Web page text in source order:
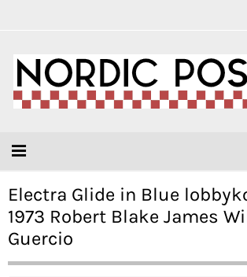
Electra Glide in Blue
1973 Robert Blake James
Guercio